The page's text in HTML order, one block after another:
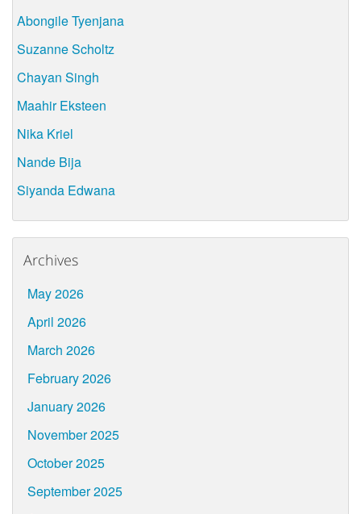
Abongile Tyenjana
Suzanne Scholtz
Chayan Singh
Maahir Eksteen
Nika Kriel
Nande Bija
Siyanda Edwana
Archives
May 2026
April 2026
March 2026
February 2026
January 2026
November 2025
October 2025
September 2025